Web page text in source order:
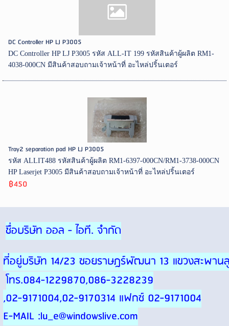
DC Controller HP LJ P3005
DC Controller HP LJ P3005 รหัส ALL-IT 199 รหัสสินค้าผู้ผลิต RM1-
4038-000CN มีสินค้าสอบถามเจ้าหน้าที่ อะไหล่ปริ้นเตอร์
Tray2 separation pad HP LJ P3005
รหัส ALLIT488 รหัสสินค้าผู้ผลิต RM1-6397-000CN/RM1-3738-000CN
HP Laserjet P3005 มีสินค้าสอบถามเจ้าหน้าที่ อะไหล่ปริ้นเตอร์
฿450
ชื่อบริษัท ออล - ไอที. จำกัด
ที่อยู่บริษัท 14/23 ซอยราษฎร์พัฒนา 13 แขวงสะพาน
โทร.084-1229870,086-3228239
,02-9171004,02-9170314 แฟกซ์ 02-9171004
E-MAIL :lu_e@windowslive.com